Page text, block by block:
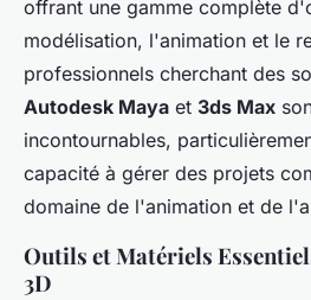
offrant une gamme complète
modélisation, l'animation et le
professionnels cherchant des
Autodesk Maya et 3ds Max
incontournables,
capacité à gérer des projets
domaine de l'animation et de
Outils et Matériels
3D